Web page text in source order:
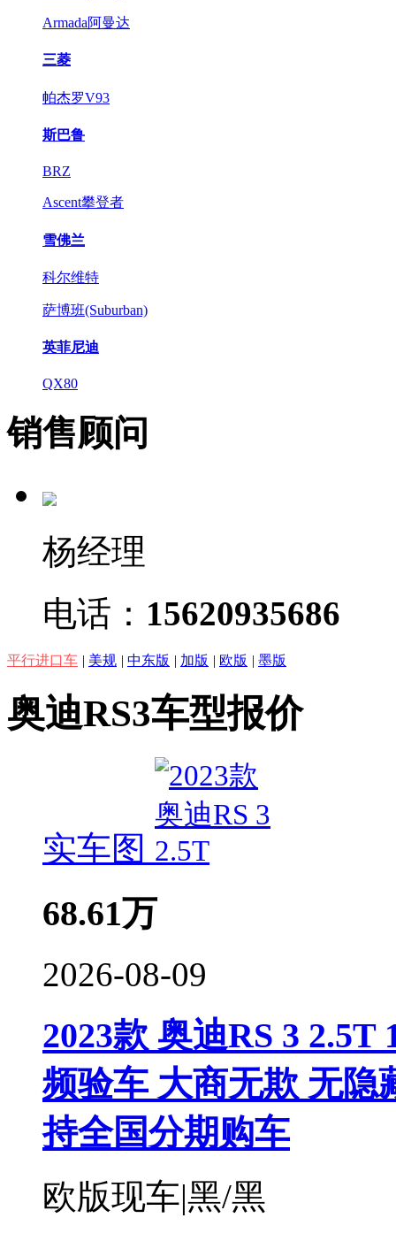
Armada阿曼达
三菱
帕杰罗V93
斯巴鲁
BRZ
Ascent攀登者
雪佛兰
科尔维特
萨博班(Suburban)
英菲尼迪
QX80
销售顾问
杨经理
电话： 15620935686
平行进口车 | 美规 | 中东版 | 加版 | 欧版 | 墨版
奥迪RS3车型报价
实车图
68.61万
2026-08-09
2023款 奥迪RS 3 2.5T
频验车 大商无欺 无隐
持全国分期购车
欧版现车|黑/黑